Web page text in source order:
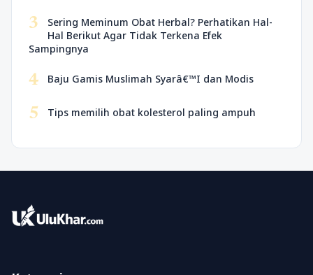
3
Sering Meminum Obat Herbal? Perhatikan Hal-
Hal Berikut Agar Tidak Terkena Efek
Sampingnya
4 Baju Gamis Muslimah Syarâ€™I dan Modis
5 Tips memilih obat kolesterol paling ampuh